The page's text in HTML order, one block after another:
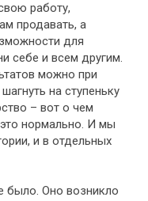
работу,
продавать, а
для
себе и всем другим.
можно при
на ступеньку
– вот о чем
нормально. И мы
и в отдельных
было. Оно возникло